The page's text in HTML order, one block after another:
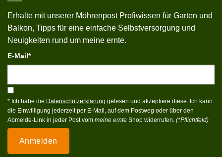
Erhalte mit unserer Möhrenpost Profiwissen für Garten und
Balkon, Tipps für eine einfache Selbstversorgung und
Neuigkeiten rund um meine ernte.
E-Mail*
* Ich habe die Datenschutzerklärung gelesen und akzeptiere diese. Ich kann
die Einwilligung jederzeit per E-Mail, auf dem Postweg oder über den
Abmelde-Link in jeder Post vom meine ernte Shop widerrufen. (*Pflichtfeld)
Anmelden